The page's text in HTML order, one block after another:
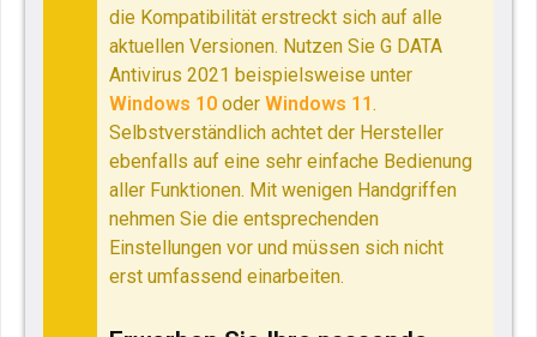
die Kompatibilität erstreckt sich auf alle
aktuellen Versionen. Nutzen Sie G DATA
Antivirus 2021 beispielsweise unter
Windows 10 oderWindows 11.
Selbstverständlich achtet der Hersteller
ebenfalls auf eine sehr einfache Bedienung
aller Funktionen. Mit wenigen Handgriffen
nehmen Sie die entsprechenden
Einstellungen vor und müssen sich nicht
erst umfassend einarbeiten.